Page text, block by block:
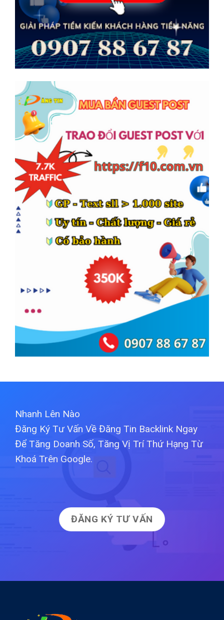
Nhanh Lên Nào
Đăng Ký Tư Vấn Về Đăng Tin Backlink Ngay
Để Tăng Doanh Số, Tăng Vị Trí Thứ Hạng Từ
Khoá Trên Google.
ĐĂNG KÝ TƯ VẤN